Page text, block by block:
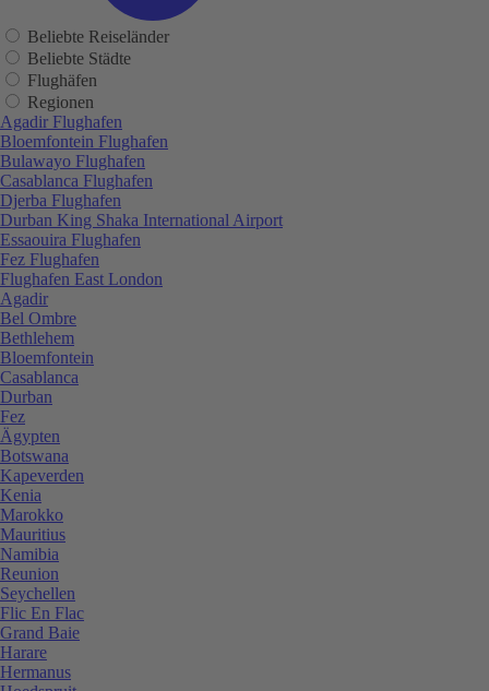
Beliebte Reiseländer
Beliebte Städte
Flughäfen
Regionen
Agadir Flughafen
Bloemfontein Flughafen
Bulawayo Flughafen
Casablanca Flughafen
Djerba Flughafen
Durban King Shaka International Airport
Essaouira Flughafen
Fez Flughafen
Flughafen East London
Agadir
Bel Ombre
Bethlehem
Bloemfontein
Casablanca
Durban
Fez
Ägypten
Botswana
Kapeverden
Kenia
Marokko
Mauritius
Namibia
Reunion
Seychellen
Flic En Flac
Grand Baie
Harare
Hermanus